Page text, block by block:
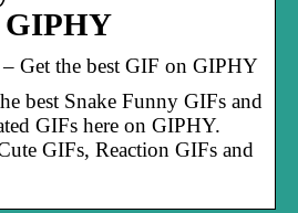
GIPHY
Get the best GIF on GIPHY
best Snake Funny GIFs and
GIFs here on GIPHY.
GIFs, Reaction GIFs and